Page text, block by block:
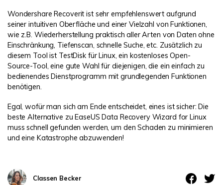
Wondershare Recoverit ist sehr empfehlenswert aufgrund
seiner intuitiven Oberfläche und einer Vielzahl von Funktionen,
wie z.B. Wiederherstellung praktisch aller Arten von Daten ohne
Einschränkung, Tiefenscan, schnelle Suche, etc. Zusätzlich zu
diesem Tool ist TestDisk für Linux, ein kostenloses Open-
Source-Tool, eine gute Wahl für diejenigen, die ein einfach zu
bedienendes Dienstprogramm mit grundlegenden Funktionen
benötigen.
Egal, wofür man sich am Ende entscheidet, eines ist sicher: Die
beste Alternative zu EaseUS Data Recovery Wizard for Linux
muss schnell gefunden werden, um den Schaden zu minimieren
und eine Katastrophe abzuwenden!
Classen Becker